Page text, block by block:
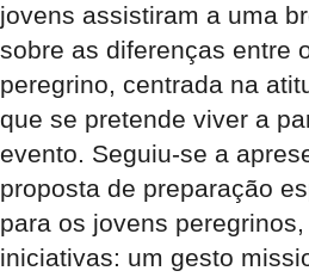
jovens assistiram a uma
sobre as diferenças entre
peregrino, centrada na
que se pretende viver a
evento. Seguiu-se a
proposta de preparação
para os jovens
iniciativas: um gesto